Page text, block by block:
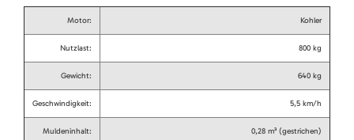
Motor: Kohler
Nutzlast: 800 kg
Gewicht: 640 kg
Geschwindigkeit: 5,5 km/h
Muldeninhalt: 0,28 m³ (gestrichen)